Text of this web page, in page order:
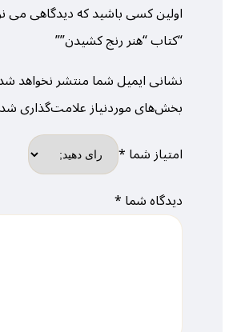
اولین کسی باشید که دیدگاهی می
“کتاب “هنر رنج کشیدن””
نشانی ایمیل شما منتشر نخواهد
بخش‌های موردنیاز علامت‌گذاری
امتیاز شما*
دیدگاه شما*